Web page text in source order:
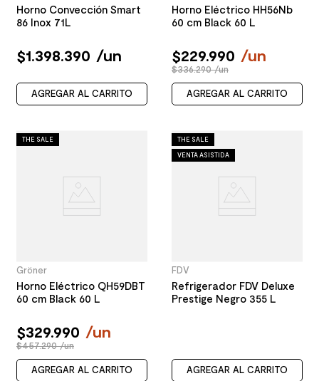
Horno Convección Smart
86 Inox 71L
$1.398.390 /un
AGREGAR AL CARRITO
Horno Eléctrico HH56Nb
60 cm Black 60 L
$229.990 /un
$336.290 /un
AGREGAR AL CARRITO
THE SALE
Gröner
Horno Eléctrico QH59DBT
60 cm Black 60 L
$329.990 /un
$457.290 /un
AGREGAR AL CARRITO
THE SALE
VENTA ASISTIDA
FDV
Refrigerador FDV Deluxe
Prestige Negro 355 L
AGREGAR AL CARRITO